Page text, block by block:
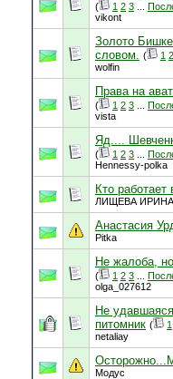
( 1 2 3
vikont
Золото
словом. ( 1 2
wolfin
Права на
( 1 2 3
vista
Яд....
( 1 2 3
Hennessy-polka
Кто работает
ЛИЩЕВА ИРИНА
Анастасия
Pitka
Не жалоба,
( 1 2 3
olga_027612
Не
питомник ( 1
netaliay
Модус